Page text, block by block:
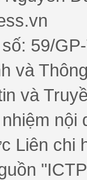
59/
và
và
nội
Liên chi